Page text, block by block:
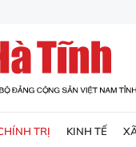
TRỊ KINH TẾ